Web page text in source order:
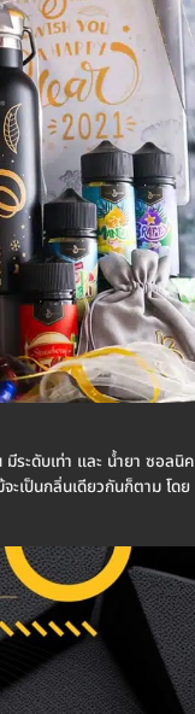
ระดับเท่า และ น้ำยา ซอลนิค
เป็นกลิ่นเดียวกันก็ตาม โดย